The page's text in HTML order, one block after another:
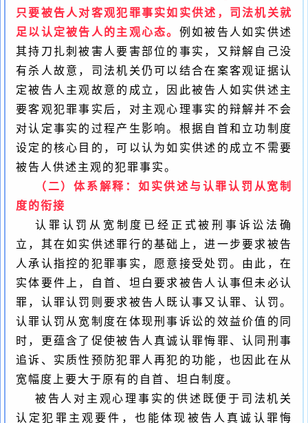
只要被告人对客观犯罪事实如实供述，司法机关就
足以认定被告人的主观心态。 例如被告人如实供述
其持刀扎刺被害人要害部位的事实，又辩解自己没
有杀人故意，司法机关仍可以结合在案客观证据认
定被告人主观故意的成立，因此被告人如实供述主
要客观犯罪事实后，对主观心理事实的辩解并不会
对认定事实的过程产生影响。根据自首和立功制度
设定的核心目的，可以认为如实供述的成立不需要
被告人供述主观的犯罪事实。
（二）体系解释：如实供述与认罪认罚从宽制
度的衔接
认罪认罚从宽制度已经正式被刑事诉讼法确
立，其在如实供述罪行的基础上，进一步要求被告
人承认指控的犯罪事实，愿意接受处罚。由此，在
实体要件上，自首、坦白要求被告人认事但未必认
罪，认罪认罚则要求被告人既认事又认罪、认罚。
认罪认罚从宽制度在体现刑事诉讼的效益价值的同
时，更蕴含了促使被告人真诚认罪悔罪、认同刑事
追诉、实质性预防犯罪人再犯的功能， 也因此在从
宽幅度上要大于原有的自首、坦白制度。
被告人对主观心理事实的供述既便于司法机关
认定犯罪主观要件，也能体现被告人真诚认罪悔